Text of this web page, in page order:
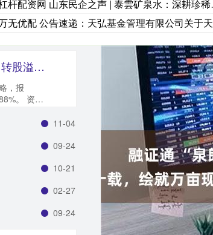
杆配资网 山东民企之声 | 泰雲矿泉水：深耕珍稀水源，做“
无优配 公告速递：天弘基金管理有限公司关于天弘中债3-5年
双盈策略 9月12日永吉转债上涨0.85%，转股溢价率20.88%
，报
。 资料
11-04
09-24
10-21
02-27
09-24